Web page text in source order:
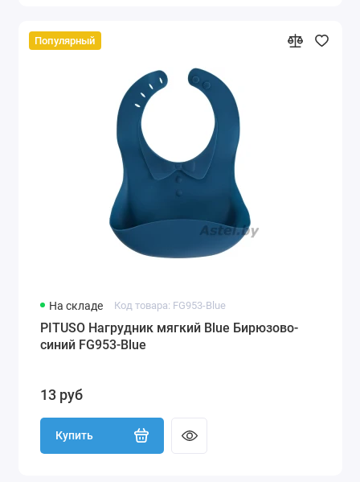
Популярный
На складе Код товара: FG953-Blue
PITUSO Нагрудник мягкий Blue Бирюзово-
синий FG953-Blue
13 руб
Купить